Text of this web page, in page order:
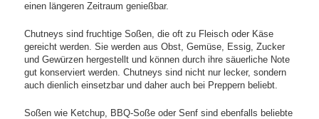
einen längeren Zeitraum genießbar.
Chutneys sind fruchtige Soßen, die oft zu Fleisch oder Käse
gereicht werden. Sie werden aus Obst, Gemüse, Essig, Zucker
und Gewürzen hergestellt und können durch ihre säuerliche Note
gut konserviert werden. Chutneys sind nicht nur lecker, sondern
auch dienlich einsetzbar und daher auch bei Preppern beliebt.
Soßen wie Ketchup, BBQ-Soße oder Senf sind ebenfalls beliebte